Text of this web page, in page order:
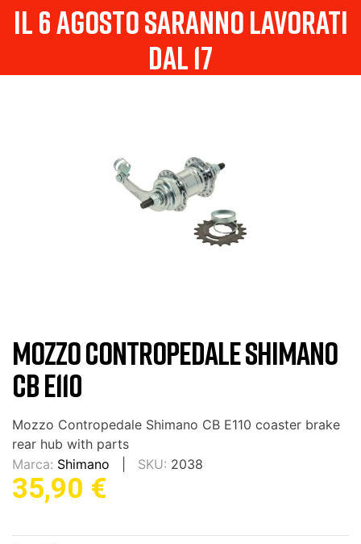
il 6 agosto saranno lavorati
dal 17
MOZZO CONTROPEDALE SHIMANO
CB E110
Mozzo Contropedale Shimano CB E110 coaster brake
rear hub with parts
Marca: Shimano SKU: 2038
35,90 €